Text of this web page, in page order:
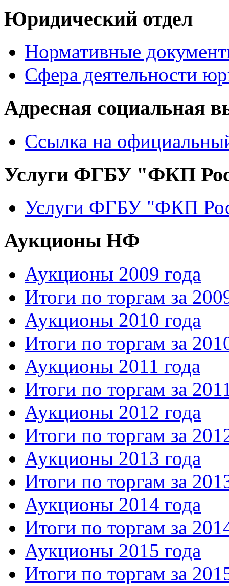
Юридический отдел
Нормативные
Сфера деятельности
Адресная социальная
Ссылка на
Услуги ФГБУ "ФКП
Услуги ФГБУ "ФКП
Аукционы НФ
Аукционы 2009 года
Итоги по торгам за
Аукционы 2010 года
Итоги по торгам за
Аукционы 2011 года
Итоги по торгам за
Аукционы 2012 года
Итоги по торгам за
Аукционы 2013 года
Итоги по торгам за
Аукционы 2014 года
Итоги по торгам за
Аукционы 2015 года
Итоги по торгам за